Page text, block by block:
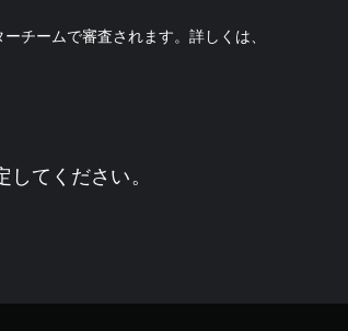
チームで審査されます。詳しくは、
てください。